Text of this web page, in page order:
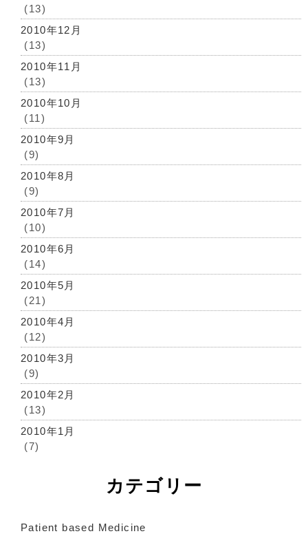
(13)
2010年12月
(13)
2010年11月
(13)
2010年10月
(11)
2010年9月
(9)
2010年8月
(9)
2010年7月
(10)
2010年6月
(14)
2010年5月
(21)
2010年4月
(12)
2010年3月
(9)
2010年2月
(13)
2010年1月
(7)
カテゴリー
Patient based Medicine